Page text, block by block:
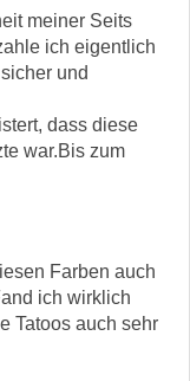
meiner Seits
ich eigentlich
und
dass diese
war.Bis zum
Farben auch
ich wirklich
Tatoos auch sehr